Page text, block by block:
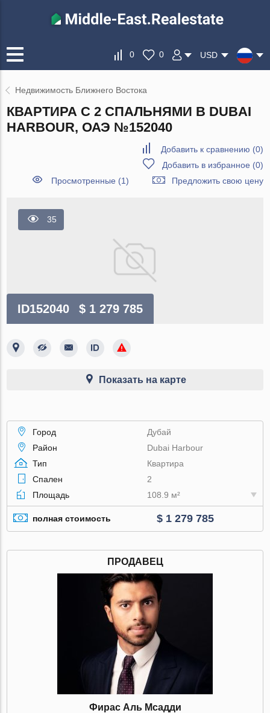
0 0 USD
Недвижимость Ближнего Востока
КВАРТИРА С 2 СПАЛЬНЯМИ В DUBAI
HARBOUR, ОАЭ №152040
Добавить к сравнению (0)
Добавить в избранное (0)
Просмотренные (1)
Предложить свою цену
35
ID152040 $ 1 279 785
Показать на карте
Город
Дубай
Район
Dubai Harbour
Тип
Квартира
Спален
2
Площадь
108.9 м²
полная стоимость $ 1 279 785
ПРОДАВЕЦ
Фирас Аль Мсадди